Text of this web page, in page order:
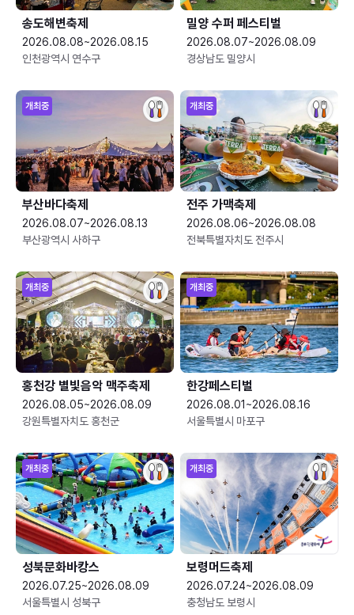
송도해변축제
2026.08.08~2026.08.15
인천광역시 연수구
밀양 수퍼 페스티벌
2026.08.07~2026.08.09
경상남도 밀양시
개최중
부산바다축제
2026.08.07~2026.08.13
부산광역시 사하구
개최중
전주 가맥축제
2026.08.06~2026.08.08
전북특별자치도 전주시
개최중
홍천강 별빛음악 맥주축제
2026.08.05~2026.08.09
강원특별자치도 홍천군
개최중
한강페스티벌
2026.08.01~2026.08.16
서울특별시 마포구
개최중
성북문화바캉스
2026.07.25~2026.08.09
서울특별시 성북구
개최중
보령머드축제
2026.07.24~2026.08.09
충청남도 보령시